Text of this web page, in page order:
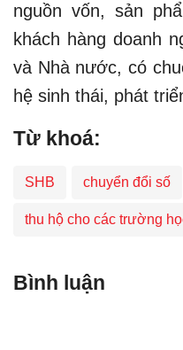
nguồn vốn, sản
khách hàng doanh
và Nhà nước, có
hệ sinh thái, phát
Từ khoá:
SHB chuyển đổi số
thu hộ cho các trường
Bình luận